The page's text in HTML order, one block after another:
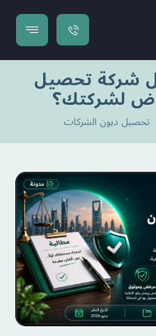
شركة تحصيل
لشركتك؟
تحصيل ديون الشركات